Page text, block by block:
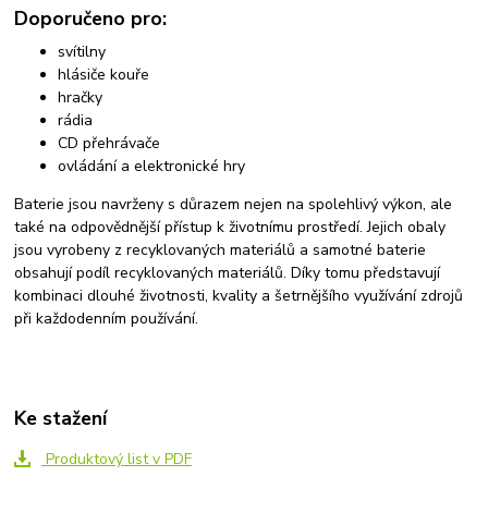
Doporučeno pro:
svítilny
hlásiče kouře
hračky
rádia
CD přehrávače
ovládání a elektronické hry
Baterie jsou navrženy s důrazem nejen na spolehlivý výkon, ale
také na odpovědnější přístup k životnímu prostředí. Jejich obaly
jsou vyrobeny z recyklovaných materiálů a samotné baterie
obsahují podíl recyklovaných materiálů. Díky tomu představují
kombinaci dlouhé životnosti, kvality a šetrnějšího využívání zdrojů
při každodenním používání.
Ke stažení
Produktový list v PDF